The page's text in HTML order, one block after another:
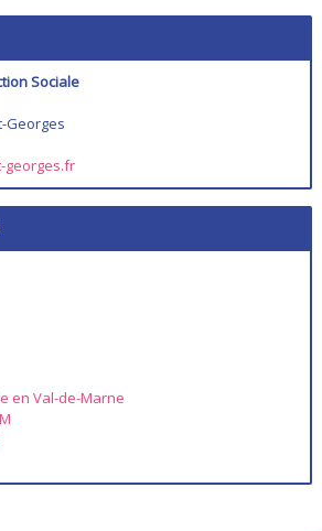
Sociale
Georges
georges.fr
en Val-de-Marne